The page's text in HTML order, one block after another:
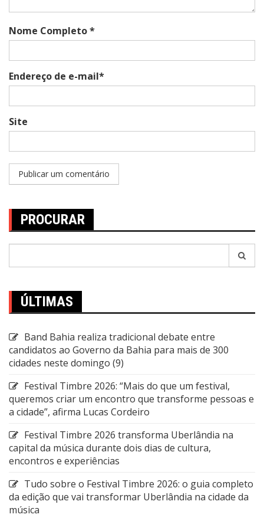
Nome Completo *
Endereço de e-mail*
Site
PROCURAR
ÚLTIMAS
Band Bahia realiza tradicional debate entre
candidatos ao Governo da Bahia para mais de 300
cidades neste domingo (9)
Festival Timbre 2026: “Mais do que um festival,
queremos criar um encontro que transforme pessoas e
a cidade”, afirma Lucas Cordeiro
Festival Timbre 2026 transforma Uberlândia na
capital da música durante dois dias de cultura,
encontros e experiências
Tudo sobre o Festival Timbre 2026: o guia completo
da edição que vai transformar Uberlândia na cidade da
música